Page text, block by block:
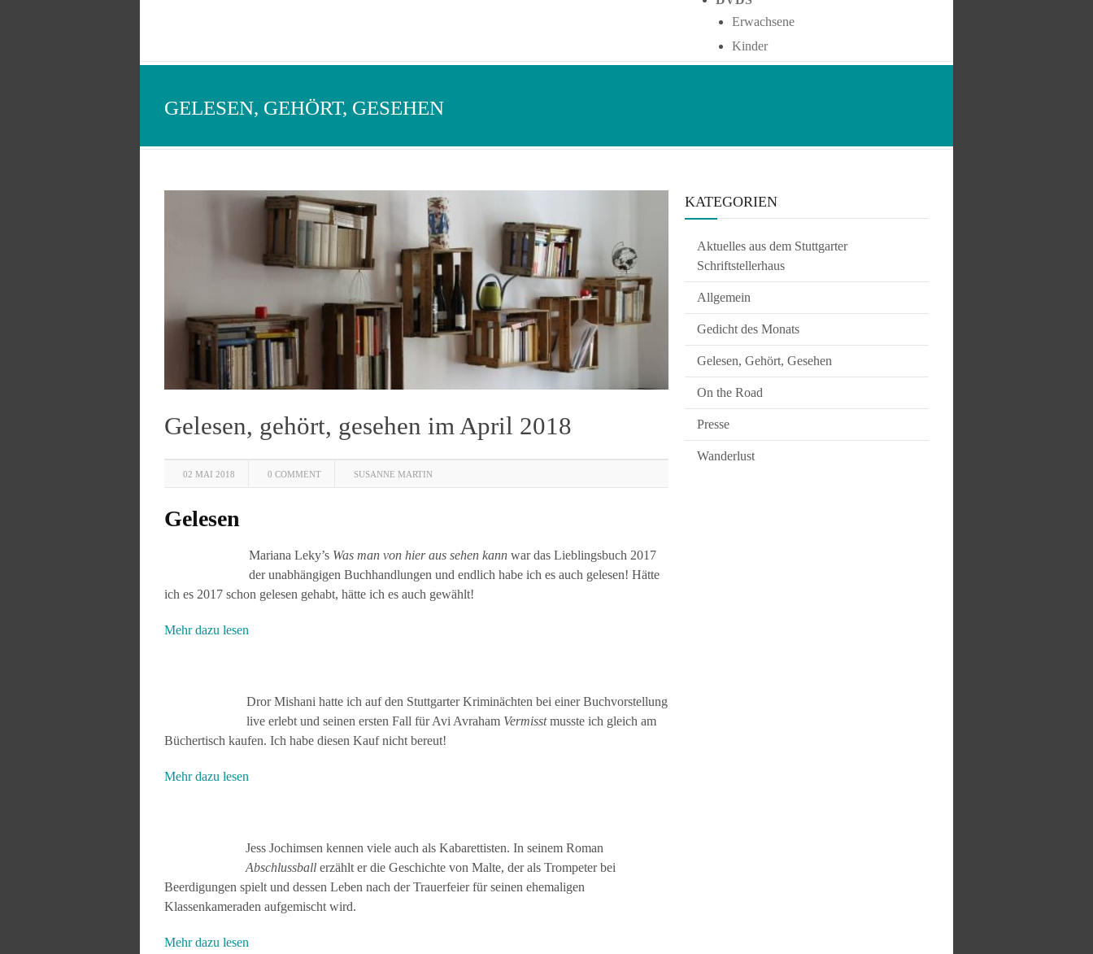
Erwachsene
Kinder
GELESEN, GEHÖRT, GESEHEN
Gelesen, gehört, gesehen im April 2018
02 MAI 2018 0 COMMENT SUSANNE MARTIN
Gelesen
Mariana Leky’s Was man von hier aus sehen kann war das Lieblingsbuch 2017
der unabhängigen Buchhandlungen und endlich habe ich es auch gelesen! Hätte
ich es 2017 schon gelesen gehabt, hätte ich es auch gewählt!
Mehr dazu lesen
Dror Mishani hatte ich auf den Stuttgarter Kriminächten bei einer Buchvorstellung
live erlebt und seinen ersten Fall für Avi Avraham Vermisstmusste ich gleich am
Büchertisch kaufen. Ich habe diesen Kauf nicht bereut!
Mehr dazu lesen
Jess Jochimsen kennen viele auch als Kabarettisten. In seinem Roman
Abschlussball erzählt er die Geschichte von Malte, der als Trompeter bei
Beerdigungen spielt und dessen Leben nach der Trauerfeier für seinen ehemaligen
Klassenkameraden aufgemischt wird.
Mehr dazu lesen
KATEGORIEN
Aktuelles aus dem Stuttgarter
Schriftstellerhaus
Allgemein
Gedicht des Monats
Gelesen, Gehört, Gesehen
On the Road
Presse
Wanderlust